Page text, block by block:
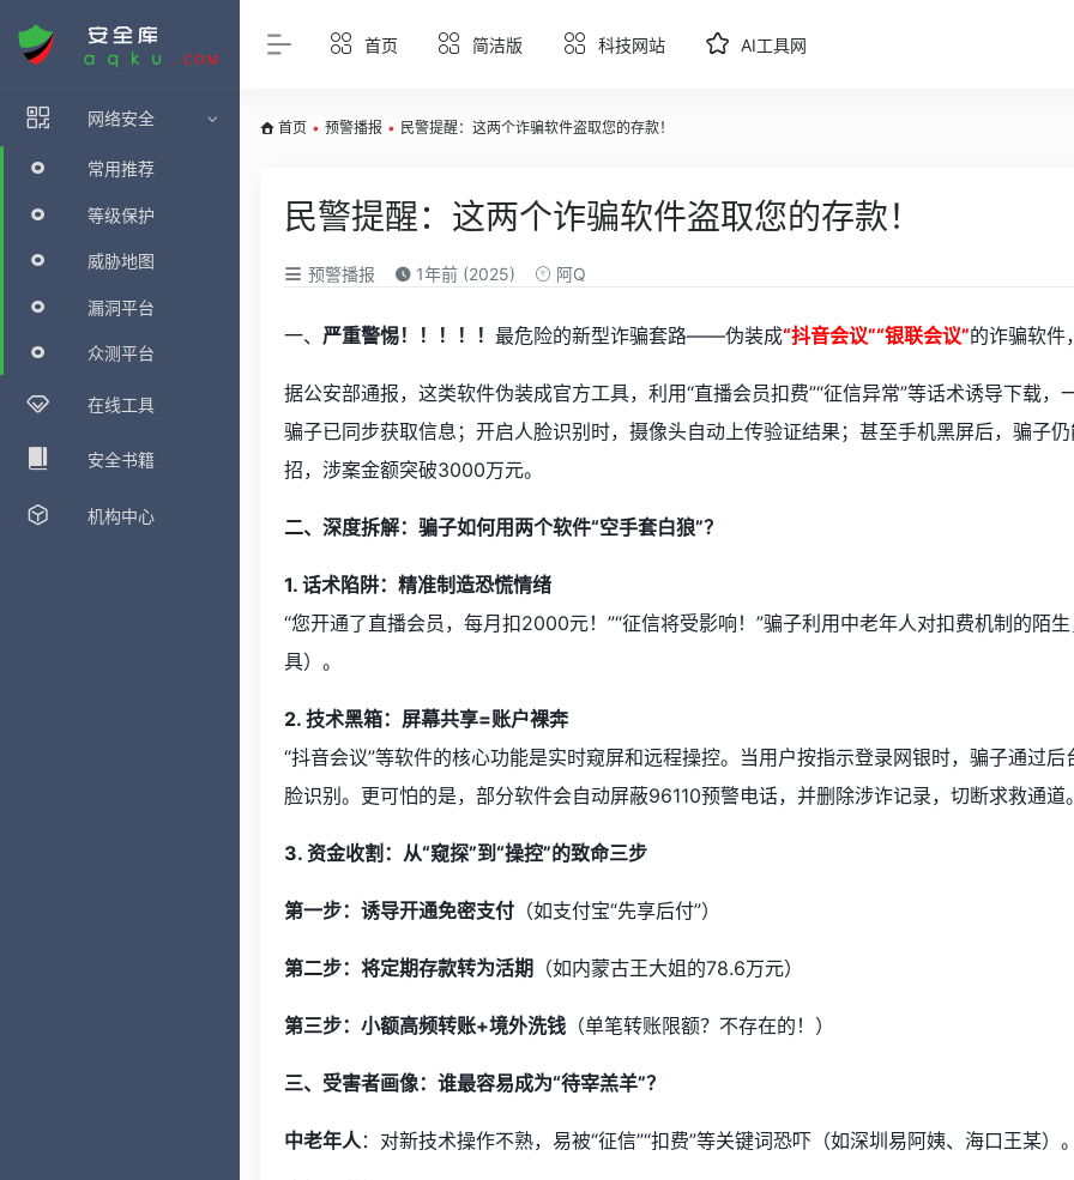
网络安全
常用推荐
等级保护
威胁地图
漏洞平台
众测平台
在线工具
安全书籍
机构中心
首页 简洁版 科技网站 AI工具网
首页 • 预警播报 • 民警提醒：这两个诈骗软件盗取您的存款！
民警提醒：这两个诈骗软件盗取您的存款！
预警播报 1年前 (2025) 阿Q
一、 严重警惕！！！！！ 最危险的新型诈骗套路——伪装成“抖音会议”“银联会议”的诈骗软件
据公安部通报，这类软件伪装成官方工具，利用“直播会员扣费”“征信异常”等话术诱导下载
骗子已同步获取信息；开启人脸识别时，摄像头自动上传验证结果；甚至手机黑屏后，骗子
招，涉案金额突破3000万元。
二、深度拆解：骗子如何用两个软件“空手套白狼”？
1. 话术陷阱：精准制造恐慌情绪
“您开通了直播会员，每月扣2000元！”“征信将受影响！”骗子利用中老年人对扣费机制的陌
具）。
2. 技术黑箱：屏幕共享=账户裸奔
“抖音会议”等软件的核心功能是实时窥屏和远程操控。当用户按指示登录网银时，骗子通过
脸识别。更可怕的是，部分软件会自动屏蔽96110预警电话，并删除涉诈记录，切断求救通道
3. 资金收割：从“窥探”到“操控”的致命三步
第一步：诱导开通免密支付 （如支付宝“先享后付”）
第二步：将定期存款转为活期 （如内蒙古王大姐的78.6万元）
第三步：小额高频转账+境外洗钱 （单笔转账限额？不存在的！）
三、受害者画像：谁最容易成为“待宰羔羊”？
中老年人：对新技术操作不熟，易被“征信”“扣费”等关键词恐吓（如深圳易阿姨、海口王某）